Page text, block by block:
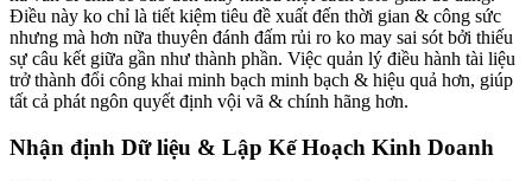
Điều này ko chỉ là tiết kiệm tiêu đề xuất đến thời gian & công sức
nhưng mà hơn nữa thuyên đánh đấm rủi ro ko may sai sót bởi thiếu
sự câu kết giữa gần như thành phần. Việc quản lý điều hành tài liệu
trở thành đổi công khai minh bạch minh bạch & hiệu quả hơn, giúp
tất cả phát ngôn quyết định vội vã & chính hãng hơn.
Nhận định Dữ liệu & Lập Kế Hoạch Kinh Doanh